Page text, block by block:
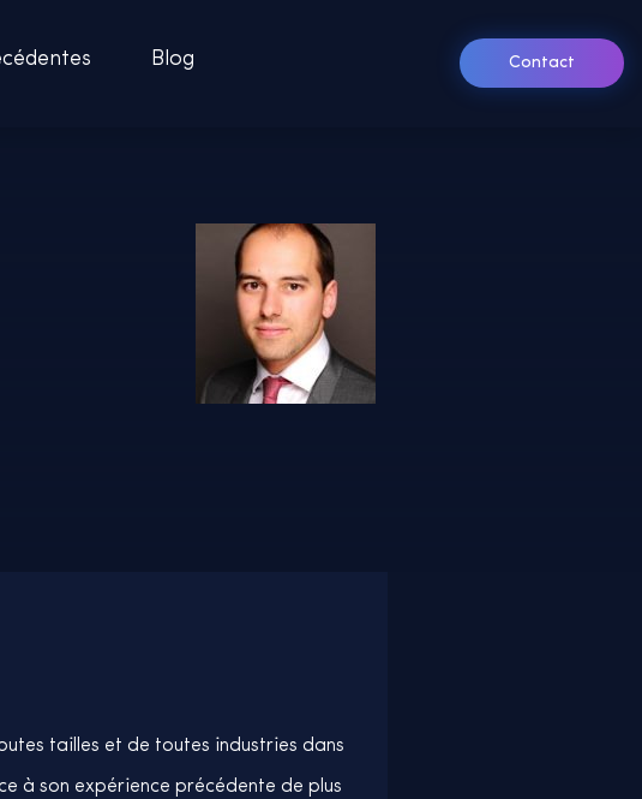
Blog Contact
tailles et de toutes industries dans
à son expérience précédente de plus